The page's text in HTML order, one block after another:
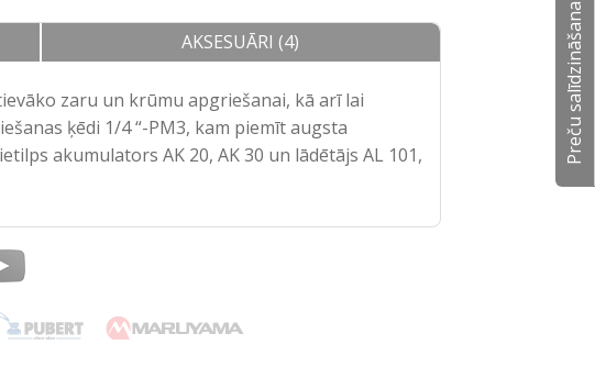
Preču salīdzināšana
AKSESUĀRI (4)
zaru un krūmu apgriešanai, kā arī lai
ķēdi 1/4 “-PM3, kam piemīt augsta
akumulators AK 20, AK 30 un lādētājs AL 101,